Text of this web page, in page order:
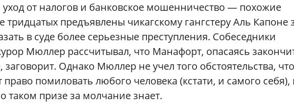
от налогов и банковское мошенничество — похожие
тридцатых предъявлены чикагскому гангстеру Аль Капоне
в суде более серьезные преступления. Собеседники
Мюллер рассчитывал, что Манафорт, опасаясь
Однако Мюллер не учел того обстоятельства, что
помиловать любого человека (кстати, и самого себя),
призе за молчание знает.